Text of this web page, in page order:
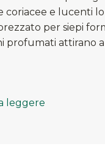
coriacee e lucenti
per siepi
profumati attirano
leggere